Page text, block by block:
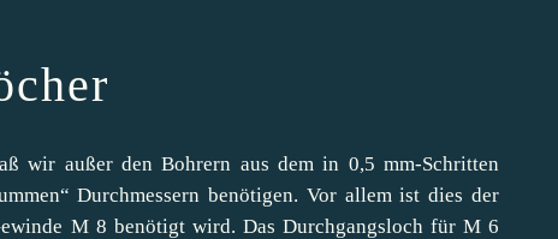
wir außer den Bohrern aus dem in 0,5 mm-Schritten
Durchmessern benötigen. Vor allem ist dies der
M 8 benötigt wird. Das Durchgangsloch für M 6